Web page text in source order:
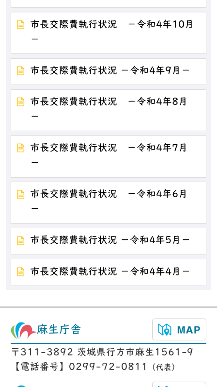
市長交際費執行状況 －令和4年10月
－
市長交際費執行状況 －令和4年9月－
市長交際費執行状況 －令和4年8月
－
市長交際費執行状況 －令和4年7月
－
市長交際費執行状況 －令和4年6月
－
市長交際費執行状況 －令和4年5月－
市長交際費執行状況 －令和4年4月－
麻生庁舎
〒311-3892 茨城県行方市麻生1561-9
【電話番号】0299-72-0811
（代表）